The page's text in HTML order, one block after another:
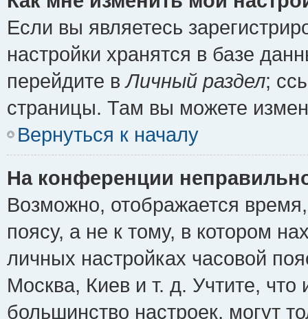
Если вы являетесь
настройки хранятся в базе
перейдите вЛичный раздел;
страницы. Там вы можете
Вернуться к началу
На конференции
Возможно, отображается
поясу, а не к тому, в котором
личных настройках часовой
Москва, Киев и т. д. Учтите, что
большинство настроек, могут